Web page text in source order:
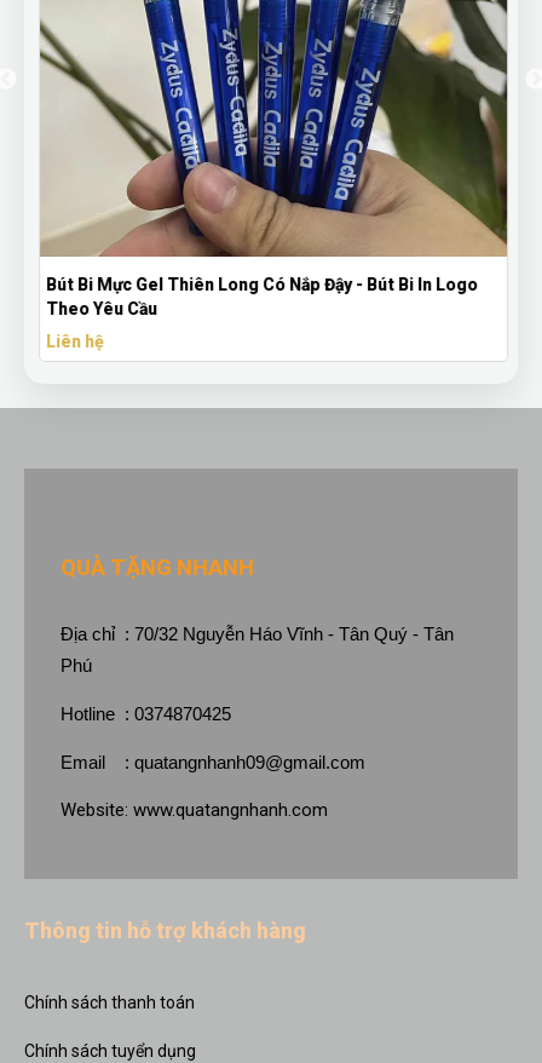
Bút Bi Mực Gel Thiên Long Có Nắp Đậy - Bút Bi In Logo
Theo Yêu Cầu
Liên hệ
QUÀ TẶNG NHANH
Địa chỉ : 70/32 Nguyễn Háo Vĩnh - Tân Quý - Tân
Phú
Hotline : 0374870425
Email : quatangnhanh09@gmail.com
Website: www.quatangnhanh.com
Thông tin hỗ trợ khách hàng
Chính sách thanh toán
Chính sách tuyển dụng